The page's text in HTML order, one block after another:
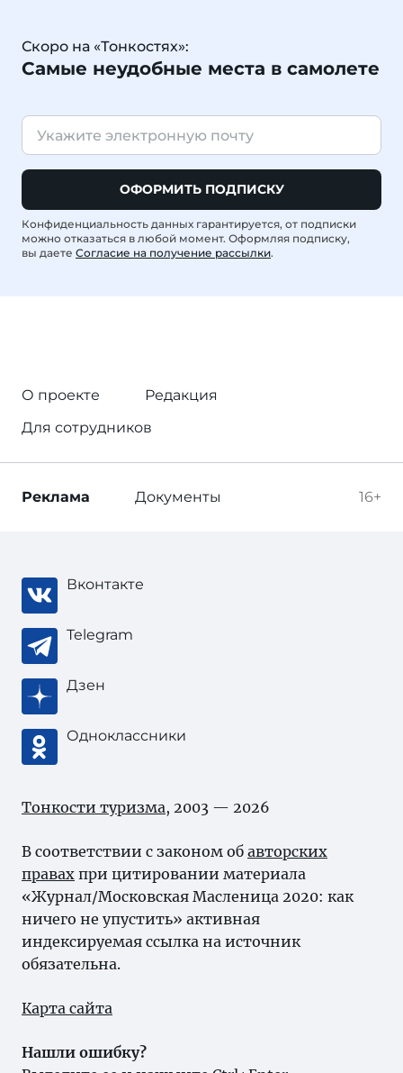
Скоро на «Тонкостях»:
Самые неудобные места в самолете
ОФОРМИТЬ ПОДПИСКУ
Конфиденциальность данных гарантируется, от подписки
можно отказаться в любой момент. Оформляя подписку,
вы даете Согласие на получение рассылки.
О проекте
Редакция
Для сотрудников
16+
Реклама Документы
Вконтакте
Telegram
Дзен
Одноклассники
Тонкости туризма, 2003 — 2026
В соответствии с законом об авторских
правах при цитировании материала
«Журнал/Московская Масленица 2020: как
ничего не упустить» активная
индексируемая ссылка на источник
обязательна.
Карта сайта
Нашли ошибку?